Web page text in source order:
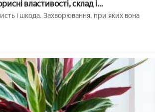
властивості, склад і
і шкода. Захворювання, при яких вона